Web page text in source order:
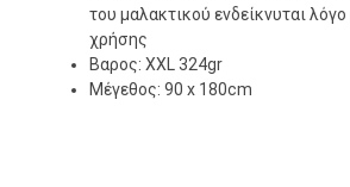
του μαλακτικού ενδείκνυται
χρήσης
Βαρος: XXL 324gr
Μέγεθος: 90 x 180cm